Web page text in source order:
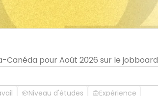
Canéda pour Août 2026 sur le jobboard
Niveau d'études Expérience